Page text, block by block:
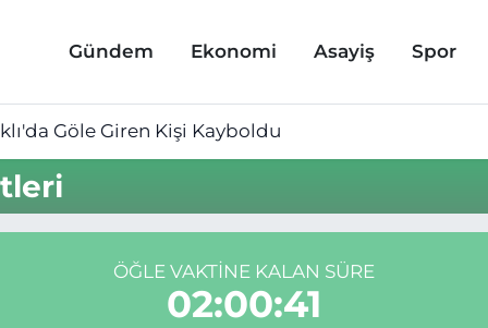
Gündem Ekonomi Asayiş Spor
Göle Giren Kişi Kayboldu
ÖĞLE VAKTINE KALAN SÜRE
02:00:40